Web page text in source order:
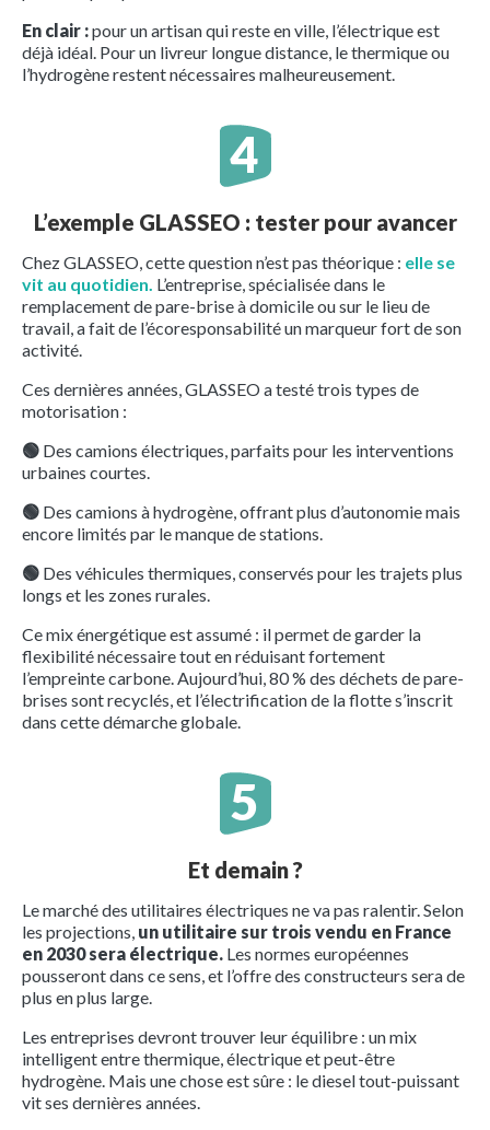
En clair :pour un artisan qui reste en ville, l’électrique est
déjà idéal. Pour un livreur longue distance, le thermique ou
l’hydrogène restent nécessaires malheureusement.
L’exemple GLASSEO : tester pour avancer
Chez GLASSEO, cette question n’est pas théorique : elle se
vit au quotidien. L’entreprise, spécialisée dans le
remplacement de pare-brise à domicile ou sur le lieu de
travail, a fait de l’écoresponsabilité un marqueur fort de son
activité.
Ces dernières années, GLASSEO a testé trois types de
motorisation :
🟢 Des camions électriques, parfaits pour les interventions
urbaines courtes.
🟢 Des camions à hydrogène, offrant plus d’autonomie mais
encore limités par le manque de stations.
🟢 Des véhicules thermiques, conservés pour les trajets plus
longs et les zones rurales.
Ce mix énergétique est assumé : il permet de garder la
flexibilité nécessaire tout en réduisant fortement
l’empreinte carbone. Aujourd’hui, 80 % des déchets de pare-
brises sont recyclés, et l’électrification de la flotte s’inscrit
dans cette démarche globale.
Et demain ?
Le marché des utilitaires électriques ne va pas ralentir. Selon
les projections, un utilitaire sur trois vendu en France
en 2030 sera électrique. Les normes européennes
pousseront dans ce sens, et l’offre des constructeurs sera de
plus en plus large.
Les entreprises devront trouver leur équilibre : un mix
intelligent entre thermique, électrique et peut-être
hydrogène. Mais une chose est sûre : le diesel tout-puissant
vit ses dernières années.